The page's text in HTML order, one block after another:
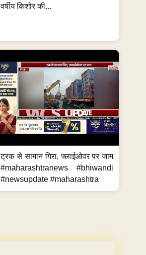
वर्षीय किशोर की...
ट्रक से सामान गिरा, फ्लाईओवर पर जाम
#maharashtranews #bhiwandi
#newsupdate #maharashtra